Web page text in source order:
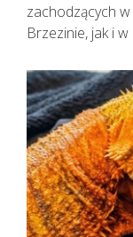
zachodzących
Brzezinie, jak i